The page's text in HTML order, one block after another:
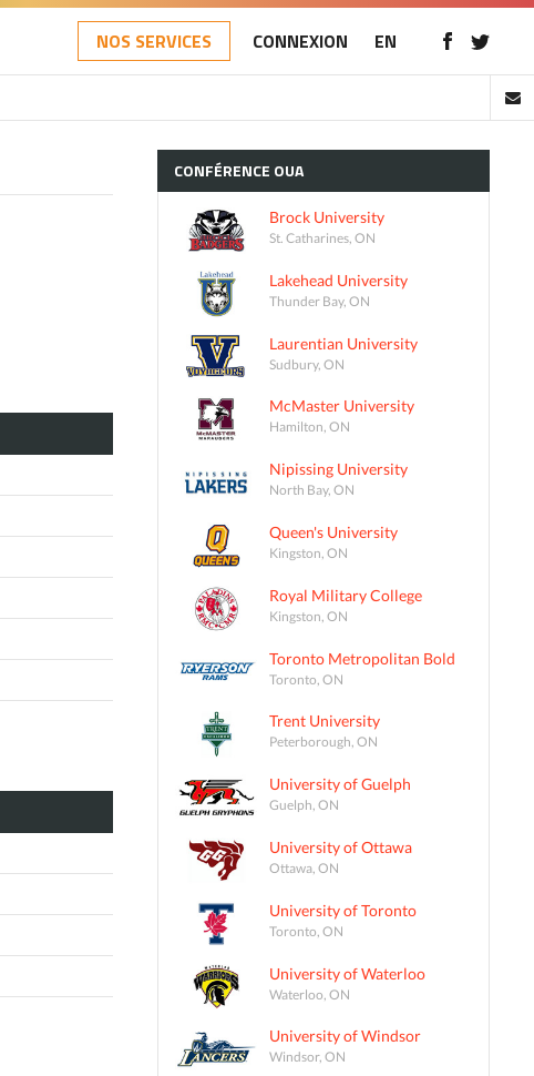
NOS SERVICES CONNEXION EN
CONFÉRENCE OUA
Brock University
St. Catharines, ON
Lakehead University
Thunder Bay, ON
Laurentian University
Sudbury, ON
McMaster University
Hamilton, ON
Nipissing University
North Bay, ON
Queen's University
Kingston, ON
Royal Military College
Kingston, ON
Toronto Metropolitan Bold
Toronto, ON
Trent University
Peterborough, ON
University of Guelph
Guelph, ON
University of Ottawa
Ottawa, ON
University of Toronto
Toronto, ON
University of Waterloo
Waterloo, ON
University of Windsor
Windsor, ON